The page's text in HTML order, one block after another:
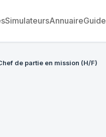
SimulateursAnnuaireGuide
de partie en mission (H/F)